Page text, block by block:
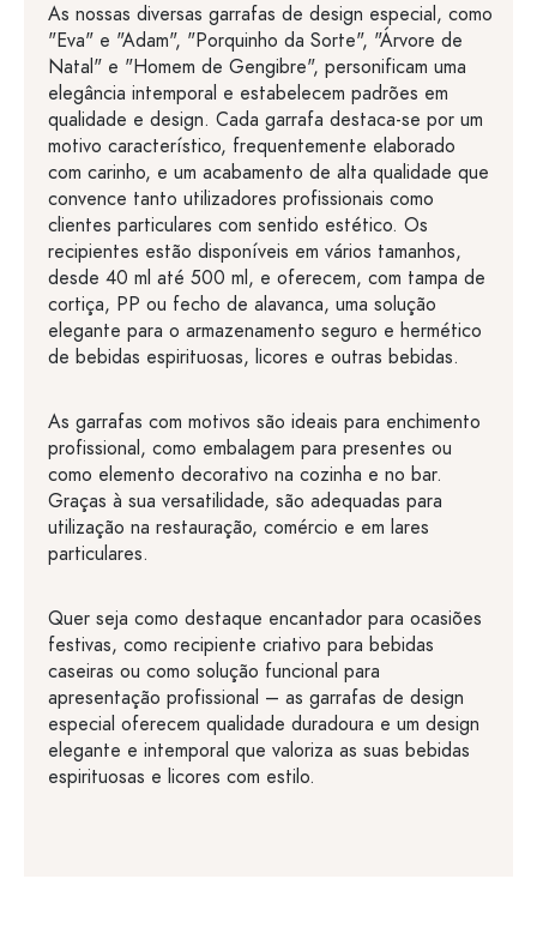
As nossas diversas garrafas de design especial, como
"Eva" e "Adam", "Porquinho da Sorte", "Árvore de
Natal" e "Homem de Gengibre", personificam uma
elegância intemporal e estabelecem padrões em
qualidade e design. Cada garrafa destaca-se por um
motivo característico, frequentemente elaborado
com carinho, e um acabamento de alta qualidade que
convence tanto utilizadores profissionais como
clientes particulares com sentido estético. Os
recipientes estão disponíveis em vários tamanhos,
desde 40 ml até 500 ml, e oferecem, com tampa de
cortiça, PP ou fecho de alavanca, uma solução
elegante para o armazenamento seguro e hermético
de bebidas espirituosas, licores e outras bebidas.
As garrafas com motivos são ideais para enchimento
profissional, como embalagem para presentes ou
como elemento decorativo na cozinha e no bar.
Graças à sua versatilidade, são adequadas para
utilização na restauração, comércio e em lares
particulares.
Quer seja como destaque encantador para ocasiões
festivas, como recipiente criativo para bebidas
caseiras ou como solução funcional para
apresentação profissional – as garrafas de design
especial oferecem qualidade duradoura e um design
elegante e intemporal que valoriza as suas bebidas
espirituosas e licores com estilo.